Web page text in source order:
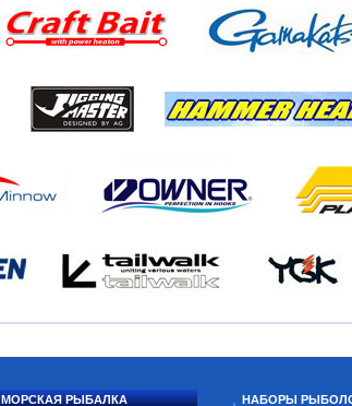
МОРСКАЯ РЫБАЛКА НАБОРЫ